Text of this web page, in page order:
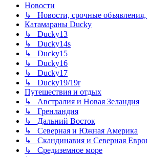
Новости
↳ Новости, срочные
Катамараны Ducky
↳ Ducky13
↳ Ducky14s
↳ Ducky15
↳ Ducky16
↳ Ducky17
↳ Ducky19/19r
Путешествия и отдых
↳ Австралия и Новая Зеландия
↳ Гренландия
↳ Дальний Восток
↳ Северная и Южная Америка
↳ Скандинавия и Северная
↳ Средиземное море